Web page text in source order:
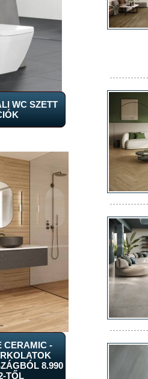
WC SZETT
CERAMIC -
8.990
TŐL